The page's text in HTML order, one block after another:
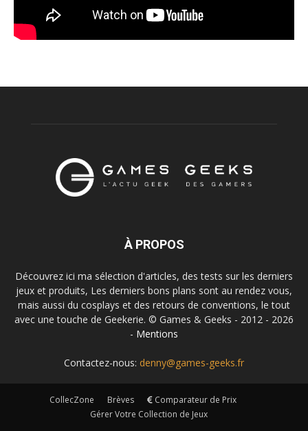
À PROPOS
Découvrez ici ma sélection d'articles, des tests sur les derniers
jeux et produits, Les derniers bons plans sont au rendez vous,
mais aussi du cosplays et des retours de conventions, le tout
avec une touche de Geekerie. © Games & Geeks - 2012 - 2026
- Mentions
Contactez-nous: denny@games-geeks.fr
CollecZone Brèves
Comparateur de Prix
Gérer Votre Collection de Jeux